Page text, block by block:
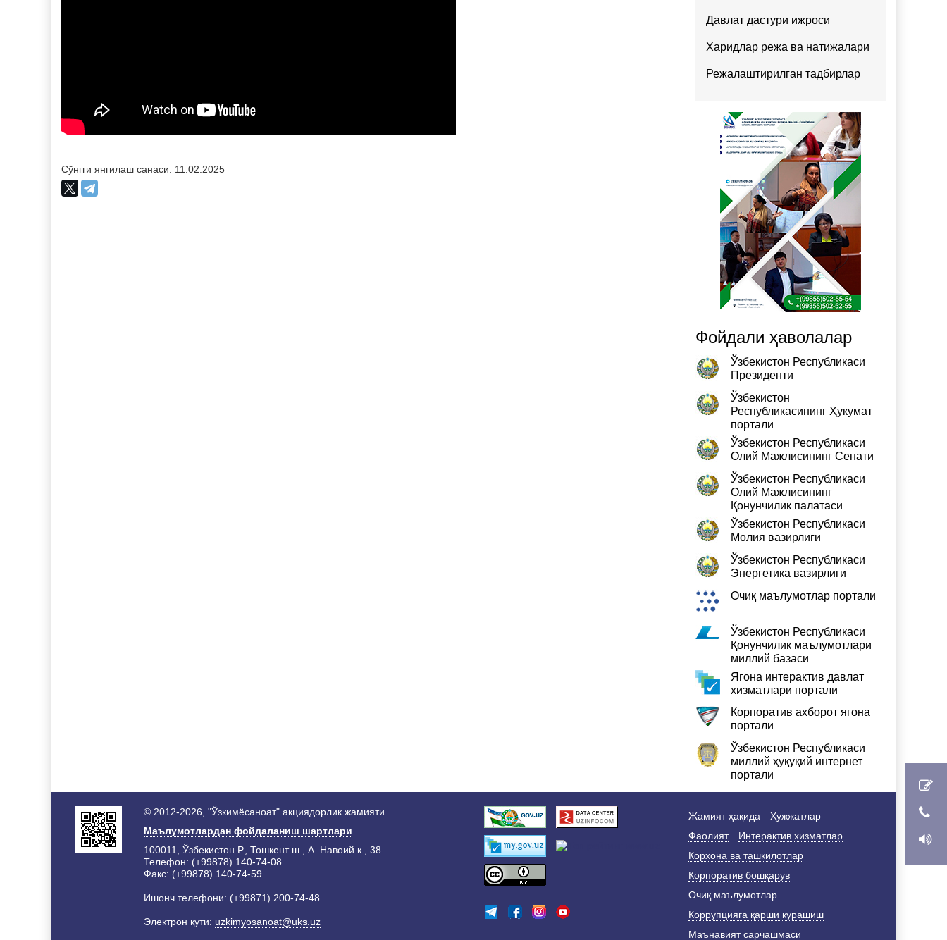
Сўнгги янгилаш санаси: 11.02.2025
Давлат дастури ижроси
Харидлар режа ва натижалари
Режалаштирилган тадбирлар
Фойдали ҳаволалар
Ўзбекистон Республикаси
Президенти
Ўзбекистон
Республикасининг Ҳукумат
портали
Ўзбекистон Республикаси
Олий Мажлисининг Сенати
Ўзбекистон Республикаси
Олий Мажлисининг
Қонунчилик палатаси
Ўзбекистон Республикаси
Молия вазирлиги
Ўзбекистон Республикаси
Энергетика вазирлиги
Очиқ маълумотлар портали
Ўзбекистон Республикаси
Қонунчилик маълумотлари
миллий базаси
Ягона интерактив давлат
хизматлари портали
Корпоратив ахборот ягона
портали
Ўзбекистон Республикаси
миллий ҳуқуқий интернет
портали
© 2012-2026, "Ўзкимёсаноат" акциядорлик жамияти
Маълумотлардан фойдаланиш шартлари
100011, Ўзбекистон Р., Тошкент ш., А. Навоий к., 38
Телефон: (+99878) 140-74-08
Факс: (+99878) 140-74-59
Ишонч телефони: (+99871) 200-74-48
Электрон қути: uzkimyosanoat@uks.uz
Жамият ҳақида
Ҳужжатлар
Фаолият
Интерактив хизматлар
Корхона ва ташкилотлар
Корпоратив бошқарув
Очиқ маълумотлар
Коррупцияга қарши курашиш
Маънавият сарчашмаси